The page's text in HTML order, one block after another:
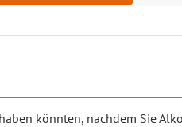
könnten, nachdem Sie